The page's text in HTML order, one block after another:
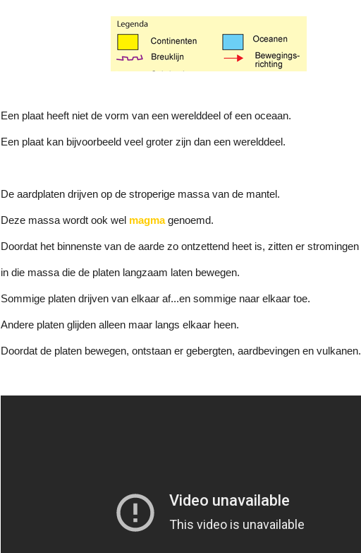
Een plaat heeft niet de vorm van een werelddeel of een oceaan.
Een plaat kan bijvoorbeeld veel groter zijn dan een werelddeel.
De aardplaten drijven op de stroperige massa van de mantel.
Deze massa wordt ook wel magmagenoemd.
Doordat het binnenste van de aarde zo ontzettend heet is, zitten er stromingen
in die massa die de platen langzaam laten bewegen.
Sommige platen drijven van elkaar af...en sommige naar elkaar toe.
Andere platen glijden alleen maar langs elkaar heen.
Doordat de platen bewegen, ontstaan er gebergten, aardbevingen en vulkanen.